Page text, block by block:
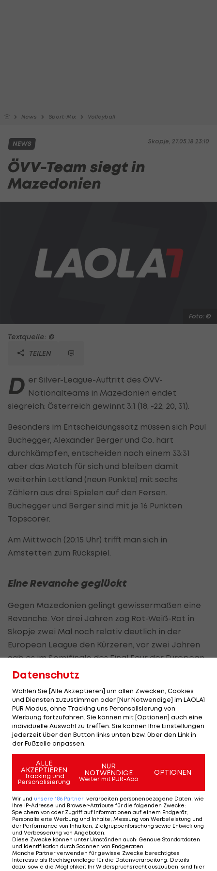
News Sport-Mix Volleyball
Skopje, 27.05.18 23:10
NEWS
ÖVV-Team siegt in
Mazedonien
Foto: ©
Textquelle: ©
TEILEN
D er Silver-League-Auftritt des ÖVV-
Nationalteams in Mazedonien endet
siegreich: Österreich gewinnt 3:1 (18, -22, 20, 31).
Besonders im Entscheidungssatz müssen sich Paul
Buchegger, Alexander Berger und Co. hart
durchkämpfen, entscheiden nach einem 33:31
aber das Match für sich und bleiben damit
weiterhin Lettland (neun Punkte) mit sechs
Zählern aus drei Spielen auf den Fersen.
Buchegger und Berger sind mit je 16 Punkten
Topscorer.
Am Mittwoch (20:15 Uhr) trifft man sich in
Amstetten zum Rückspiel.
Eine Revanche geglückt
Gegen Mazedonien gelingt gewissermaßen eine
Revanche. Vor drei Jahren zog Rot-Weiß-Rot in
Skopje zwei Mal noch relativ deutlich in der
European League den Kürzeren, vor zwei Jahren
gab es im Semifinale des Final Four der European
League ein 13:15 im fünften Satz. Diesmal legten
den dritten Satz.
Im vierten Durchgang geht es eng her und in die
Verlängerung, Alexander Berger und Co. behalten
aber die Nerven.
Der Oberösterreicher hat am Mittwoch beim 3:0-
Sieg im Kosovo gefehlt, verleiht seinem Team
diesmal wieder Stabilität. Der italienische Meister
mit Perugia steuert ebenso wie Challenge-Cup-
Sieger Paul Buchegger 16 Punkte zum Erfolg bei,
der zu Aich/Dob wechselnde Thomas Tröthann
punktet 14 Mal.
Tabellenführer Lettland gibt sich mit einem Heim-
Datenschutz
Wählen Sie [Alle Akzeptieren] um allen Zwecken, Cookies
und Diensten zuzustimmen oder [Nur Notwendige] im LAOLA1
PUR Modus, ohne Tracking uns Peronsalisierung von
Werbung fortzufahren. Sie können mit [Optionen] auch eine
individuelle Auswahl zu treffen. Sie können Ihre Einstellungen
jederzeit über den Button links unten bzw. über den Link in
der Fußzeile anpassen.
ALLE
AKZEPTIEREN
Tracking und
Personalisierung
NUR
NOTWENDIGE
Weiter mit PUR-Abo
OPTIONEN
Wir und unsere 186 Partner verarbeiten personenbezogene Daten, wie
Ihre IP-Adresse und Browser-Attribute für die folgenden Zwecke:
Speichern von oder Zugriff auf Informationen auf einem Endgerät;
Personalisierte Werbung und Inhalte, Messung von Werbeleistung und
der Performance von Inhalten, Zielgruppenforschung sowie Entwicklung
und Verbesserung von Angeboten.
Diese Zwecke können unter Umständen auch: Genaue Standortdaten
und Identifikation durch Scannen von Endgeräten.
Manche Partner verwenden für gewisse Zwecke berechtigtes
Interesse als Rechtsgrundlage für die Datenverarbeitung. Details
dazu, sowie die Möglichkeit Ihr Widerspruchsrecht auszuüben, sind hier